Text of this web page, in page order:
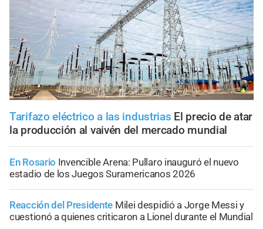
Tarifazo eléctrico a las industrias El precio de atar
la producción al vaivén del mercado mundial
En Rosario Invencible Arena: Pullaro inauguró el nuevo
estadio de los Juegos Suramericanos 2026
Reacción del Presidente Milei despidió a Jorge Messi y
cuestionó a quienes criticaron a Lionel durante el Mundial